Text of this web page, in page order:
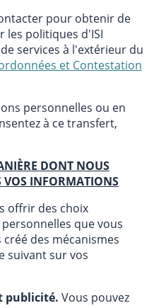
pour obtenir de
les politiques d'ISI
services à l'extérieur du
et Contestation
personnelles ou en
à ce transfert,
DONT NOUS
VOS INFORMATIONS
offrir des choix
que vous
des mécanismes
suivant sur vos
publicité. Vous pouvez